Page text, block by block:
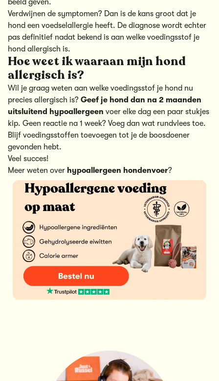
beeld geven.
Verdwijnen de symptomen? Dan is de kans groot dat je
hond een voedselallergie heeft. De diagnose wordt echter
pas definitief nadat bekend is aan welke voedingsstof je
hond allergisch is.
Hoe weet ik waaraan mijn hond
allergisch is?
Wil je graag weten aan welke voedingsstof je hond nu
precies allergisch is? Geef je hond dan na 2 maanden
uitsluitend hypoallergeen voer elke dag een paar stukjes
kip. Geen reactie na 1 week? Voeg dan wat rundvlees toe.
Blijf voedingsstoffen toevoegen tot je de boosdoener
gevonden hebt.
Veel succes!
Meer weten over hypoallergeen hondenvoer?